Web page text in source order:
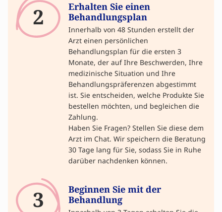
2
Erhalten Sie einen
Behandlungsplan
Innerhalb von 48 Stunden erstellt der
Arzt einen persönlichen
Behandlungsplan für die ersten 3
Monate, der auf Ihre Beschwerden, Ihre
medizinische Situation und Ihre
Behandlungspräferenzen abgestimmt
ist. Sie entscheiden, welche Produkte Sie
bestellen möchten, und begleichen die
Zahlung.
Haben Sie Fragen? Stellen Sie diese dem
Arzt im Chat. Wir speichern die Beratung
30 Tage lang für Sie, sodass Sie in Ruhe
darüber nachdenken können.
3
Beginnen Sie mit der
Behandlung